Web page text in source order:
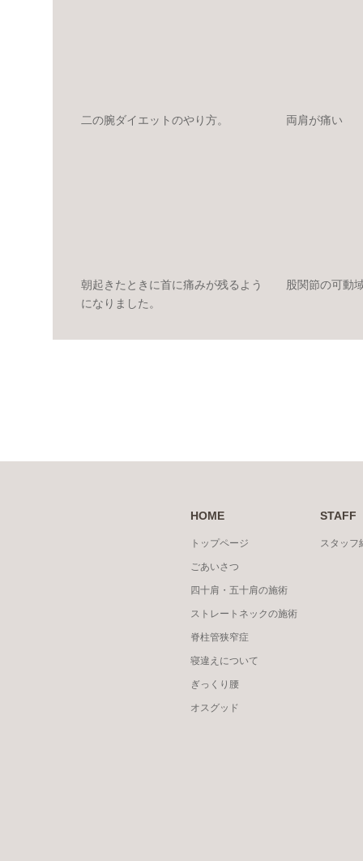
二の腕ダイエットのやり方。 両肩が痛い
朝起きたときに首に痛みが残るよう
になりました。
股関節の可動
HOME
トップページ
ごあいさつ
四十肩・五十肩の施術
ストレートネックの施術
脊柱管狭窄症
寝違えについて
ぎっくり腰
オスグッド
STAFF
スタッフ